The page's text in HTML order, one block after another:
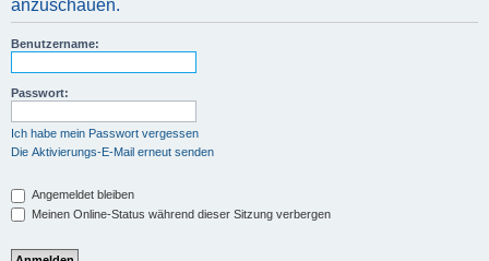
h
anzuschauen.
Benutzername:
Passwort:
Ich habe mein Passwort vergessen
Die Aktivierungs-E-Mail erneut senden
Angemeldet bleiben
Meinen Online-Status während dieser Sitzung verbergen